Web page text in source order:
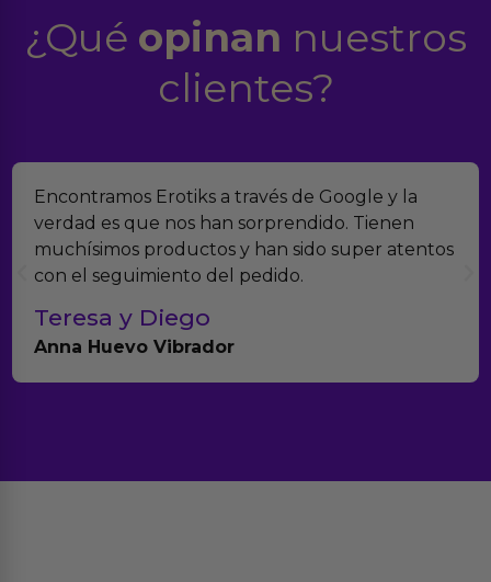
¿Qué opinan nuestros
clientes?
Encontramos Erotiks a través de Google y la
verdad es que nos han sorprendido. Tienen
muchísimos productos y han sido super atentos
con el seguimiento del pedido.
Teresa y Diego
Anna Huevo Vibrador